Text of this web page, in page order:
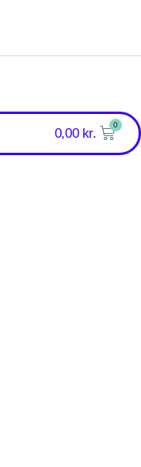
0,00 kr.
0